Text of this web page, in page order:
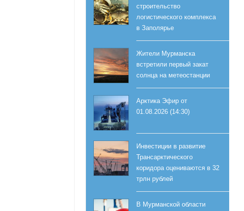
строительство
логистического комплекса
в Заполярье
Жители Мурманска
встретили первый закат
солнца на метеостанции
Арктика Эфир от
01.08.2026 (14:30)
Инвестиции в развитие
Трансарктического
коридора оцениваются в 32
трлн рублей
В Мурманской области